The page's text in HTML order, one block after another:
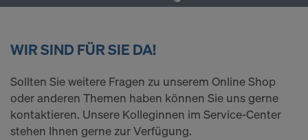
WIR SIND FÜR SIE DA!
Sollten Sie weitere Fragen zu unserem Online Shop
oder anderen Themen haben können Sie uns gerne
kontaktieren. Unsere Kolleginnen im Service-Center
stehen Ihnen gerne zur Verfügung.